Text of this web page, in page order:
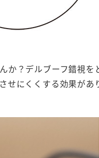
か？デルブーフ錯視
にくくする効果があ